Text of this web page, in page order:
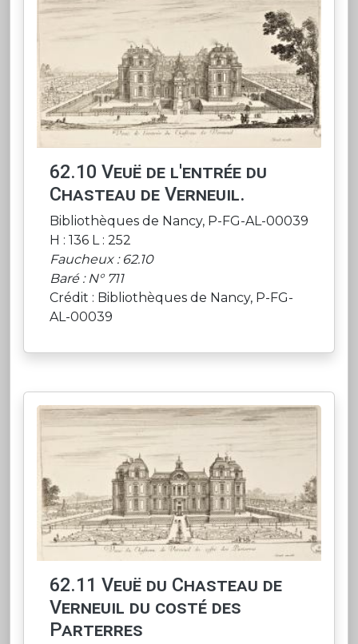
62.10 Veuë de l'entrée du
Chasteau de Verneuil.
Bibliothèques de Nancy, P-FG-AL-00039
H : 136 L : 252
Faucheux : 62.10
Baré : N° 711
Crédit : Bibliothèques de Nancy, P-FG-
AL-00039
62.11 Veuë du Chasteau de
Verneuil du costé des
Parterres